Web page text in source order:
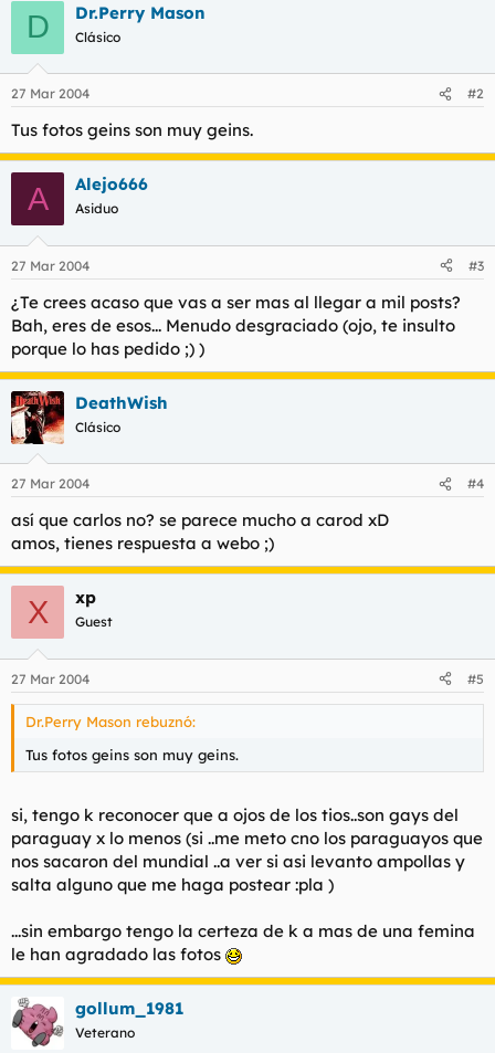
D Dr.Perry Mason
Clásico
27 Mar 2004 #2
Tus fotos geins son muy geins.
A Alejo666
Asiduo
27 Mar 2004 #3
¿Te crees acaso que vas a ser mas al llegar a mil posts?
Bah, eres de esos... Menudo desgraciado (ojo, te insulto
porque lo has pedido ;) )
DeathWish
Clásico
27 Mar 2004 #4
así que carlos no? se parece mucho a carod xD
amos, tienes respuesta a webo ;)
X xp
Guest
27 Mar 2004 #5
Dr.Perry Mason rebuznó:
Tus fotos geins son muy geins.
si, tengo k reconocer que a ojos de los tios..son gays del
paraguay x lo menos (si ..me meto cno los paraguayos que
nos sacaron del mundial ..a ver si asi levanto ampollas y
salta alguno que me haga postear :pla )
...sin embargo tengo la certeza de k a mas de una femina
le han agradado las fotos
gollum_1981
Veterano